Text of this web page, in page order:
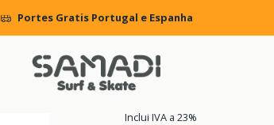
Portes Gratis Portugal e Espanha
CLOTHING T.Shirts T-Shirt DC Madars Argentin
|
T-Shirt DC
Inclui IVA a 23%